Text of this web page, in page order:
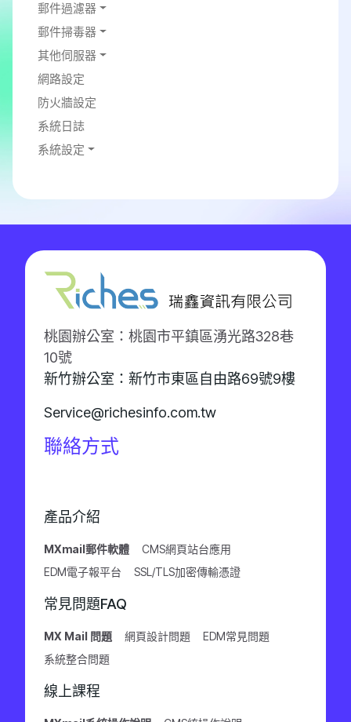
郵件過濾器
郵件掃毒器
其他伺服器
網路設定
防火牆設定
系統日誌
系統設定
桃園辦公室：桃園市平鎮區湧光路328巷
10號
新竹辦公室：新竹市東區自由路69號9樓
Service@richesinfo.com.tw
聯絡方式
產品介紹
MXmail郵件軟體
CMS網頁站台應用
EDM電子報平台
SSL/TLS加密傳輸憑證
常見問題FAQ
MX Mail 問題 網頁設計問題
EDM常見問題
系統整合問題
線上課程